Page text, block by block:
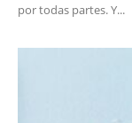
por todas partes. Y...